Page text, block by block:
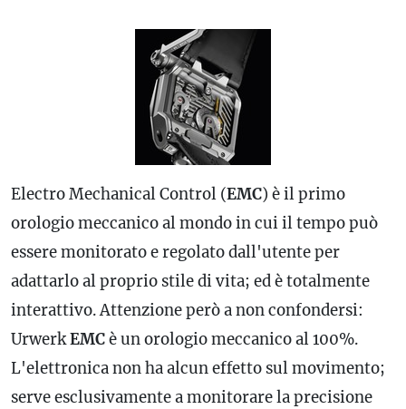
Electro Mechanical Control (EMC) è il primo
orologio meccanico al mondo in cui il tempo può
essere monitorato e regolato dall'utente per
adattarlo al proprio stile di vita; ed è totalmente
interattivo. Attenzione però a non confondersi:
UrwerkEMCè un orologio meccanico al 100%.
L'elettronica non ha alcun effetto sul movimento;
serve esclusivamente a monitorare la precisione